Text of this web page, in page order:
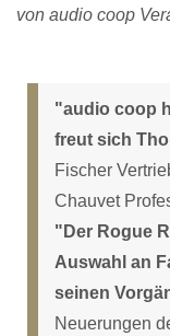
von audio coop
"audio coop
freut sich
Fischer
Chauvet
"Der Rogue
Auswahl an
seinen
Neuerungen